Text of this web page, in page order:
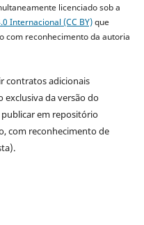
licenciado sob a
Internacional (CC BY)que
com reconhecimento da autoria
contratos adicionais
exclusiva da versão do
em repositório
com reconhecimento de